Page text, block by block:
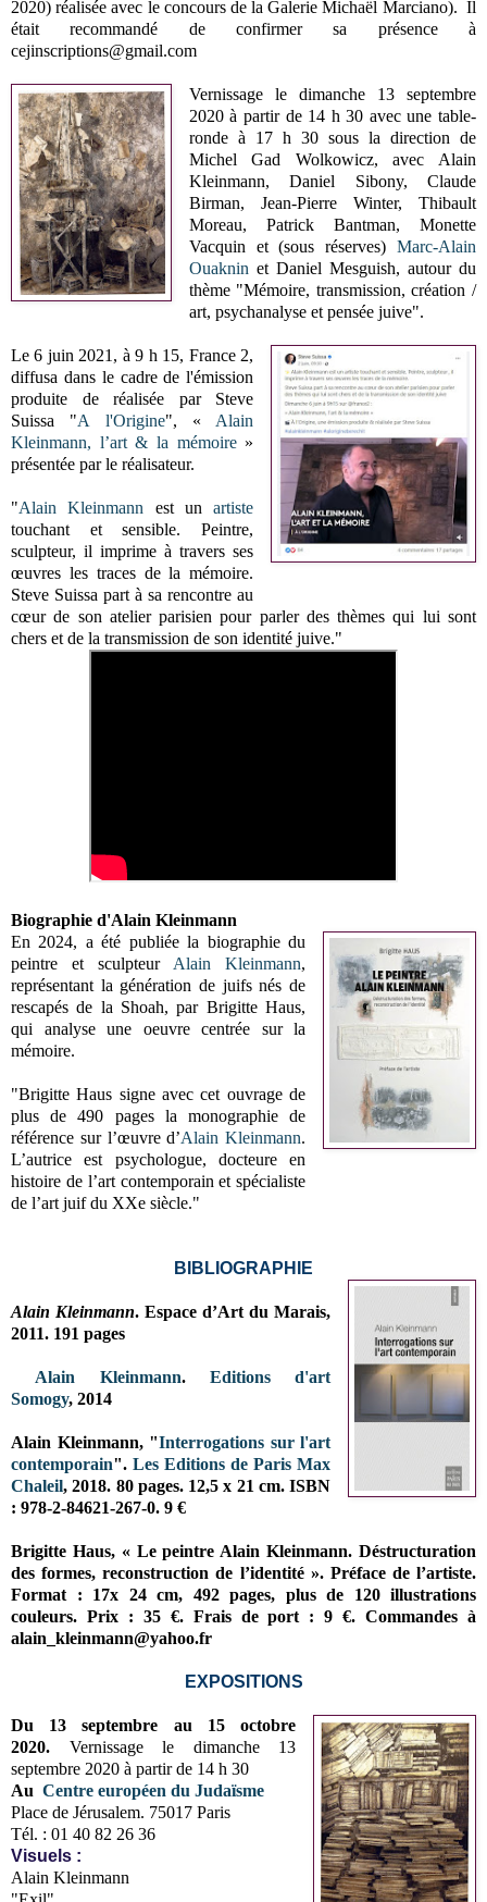
2020) réalisée avec le concours de la Galerie Michaël Marciano). Il
était recommandé de confirmer sa présence à
cejinscriptions@gmail.com
Vernissage le dimanche 13 septembre
2020 à partir de 14 h 30 avec une table-
ronde à 17 h 30 sous la direction de
Michel Gad Wolkowicz, avec Alain
Kleinmann, Daniel Sibony, Claude
Birman, Jean-Pierre Winter, Thibault
Moreau, Patrick Bantman, Monette
Vacquin et (sous réserves) Marc-Alain
Ouaknin et Daniel Mesguish, autour du
thème "Mémoire, transmission, création /
art, psychanalyse et pensée juive".
Le 6 juin 2021, à 9 h 15, France 2,
diffusa dans le cadre de l'émission
produite de réalisée par Steve
Suissa "A l'Origine", « Alain
Kleinmann, l’art & la mémoire»
présentée par le réalisateur.
"Alain Kleinmann est unartiste
touchant et sensible. Peintre,
sculpteur, il imprime à travers ses
œuvres les traces de la mémoire.
Steve Suissa part à sa rencontre au
cœur de son atelier parisien pour parler des thèmes qui lui sont
chers et de la transmission de son identité juive."
Biographie d'Alain Kleinmann
En 2024, a été publiée la biographie du
peintre et sculpteur Alain Kleinmann,
représentant la génération de juifs nés de
rescapés de la Shoah, par Brigitte Haus,
qui analyse une oeuvre centrée sur la
mémoire.
"Brigitte Haus signe avec cet ouvrage de
plus de 490 pages la monographie de
référence sur l’œuvre d’Alain Kleinmann.
L’autrice est psychologue, docteure en
histoire de l’art contemporain et spécialiste
de l’art juif du XXe siècle."
BIBLIOGRAPHIE
Alain Kleinmann. Espace d’Art du Marais,
2011. 191 pages
Alain Kleinmann. Editions d'art
Somogy, 2014
Alain Kleinmann, "Interrogations sur l'art
contemporain".Les Editions de Paris Max
Chaleil, 2018. 80 pages. 12,5 x 21 cm.ISBN
: 978-2-84621-267-0. 9 €
Brigitte Haus, « Le peintre Alain Kleinmann. Déstructuration
des formes, reconstruction de l’identité ». Préface de l’artiste.
Format : 17x 24 cm, 492 pages, plus de 120 illustrations
couleurs. Prix : 35 €. Frais de port : 9 €. Commandes à
alain_kleinmann@yahoo.fr
EXPOSITIONS
Du 13 septembre au 15 octobre
2020. Vernissage le dimanche 13
septembre 2020 à partir de 14 h 30
Au Centre européen du Judaïsme
Place de Jérusalem. 75017 Paris
Tél. : 01 40 82 26 36
Visuels :
Alain Kleinmann